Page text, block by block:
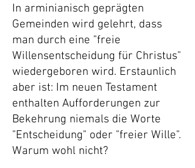
In arminianisch geprägten
Gemeinden wird gelehrt, dass
man durch eine "freie
Willensentscheidung für Christus"
wiedergeboren wird. Erstaunlich
aber ist: Im neuen Testament
enthalten Aufforderungen zur
Bekehrung niemals die Worte
"Entscheidung" oder "freier Wille".
Warum wohl nicht?